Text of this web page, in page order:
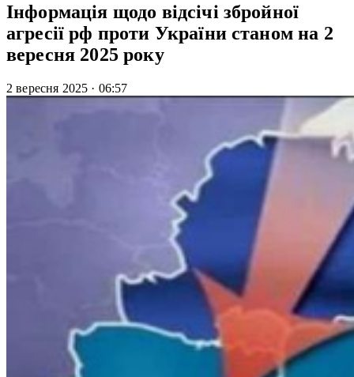
Інформація щодо відсічі збройної
агресії рф проти України станом на 2
вересня 2025 року
2 вересня 2025 · 06:57